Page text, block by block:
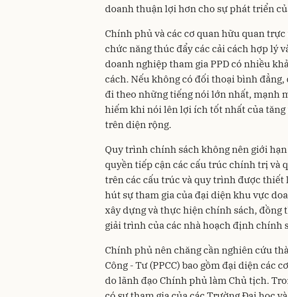
doanh thuận lợi hơn cho sự phát triển
Chính phủ và các cơ quan hữu quan trực
chức năng thúc đẩy các cải cách hợp lý
doanh nghiệp tham gia PPD có nhiều
cách. Nếu không có đối thoại bình
đi theo những tiếng nói lớn nhất, mạnh
hiếm khi nói lên lợi ích tốt nhất của
trên diện rộng.
Quy trình chính sách không nên giới
quyền tiếp cận các cấu trúc chính trị và
trên các cấu trúc và quy trình được
hút sự tham gia của đại diện khu vực
xây dựng và thực hiện chính sách,
giải trình của các nhà hoạch định chính
Chính phủ nên chăng cần nghiên cứu
Công - Tư (PPCC) bao gồm đại diện các
do lãnh đạo Chính phủ làm Chủ tịch.